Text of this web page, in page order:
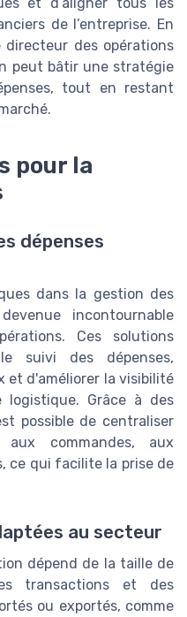
de l’entreprise. En
directeur des opérations
peut bâtir une stratégie
tout en restant
pour la
dépenses
dans la gestion des
incontournable
Ces solutions
suivi des dépenses,
et d'améliorer la visibilité
logistique. Grâce à des
possible de centraliser
commandes, aux
ce qui facilite la prise de
au secteur
dépend de la taille de
transactions et des
ou exportés, comme